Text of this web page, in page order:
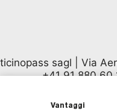
Vantaggi
ticinopass sagl | Via
+41 91 880 60